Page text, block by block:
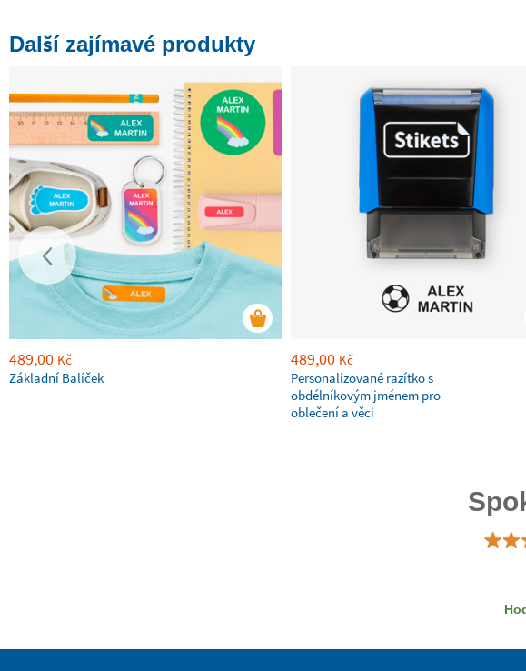
Další zajímavé produkty
489,00 Kč
Základní Balíček
489,00 Kč
Personalizované razítko s
obdélníkovým jménem pro
oblečení a věci